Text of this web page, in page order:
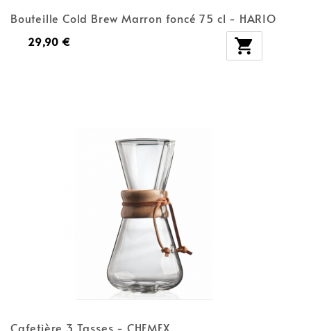
Bouteille Cold Brew Marron foncé 75 cl - HARIO
29,90 € 
Cafetière 3 Tasses - CHEMEX